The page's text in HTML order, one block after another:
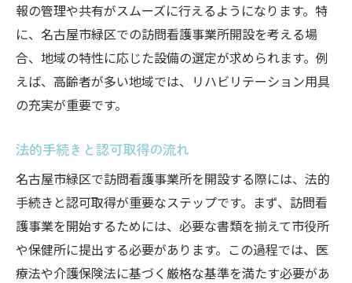
資金計画と運用のポイント
訪問看護事業所を名古屋市緑区で成功させるた
めのマーケティング戦略
地域の医療機関との連携強化
地域イベントへの参加とPR
SNSとウェブサイトの活用
患者さんからの口コミの活用
サービス内容の差別化とブランディング
報の管理や共有がスムーズに行えるようになります。特
に、名古屋市緑区での訪問看護事業所開設を考える場
合、地域の特性に応じた設備の選定が求められます。例
えば、高齢者が多い地域では、リハビリテーション用具
の充実が重要です。
法的手続きと認可取得の流れ
名古屋市緑区で訪問看護事業所を開設する際には、法的
手続きと認可取得が重要なステップです。まず、訪問看
護事業を開始するためには、必要な書類を揃えて市役所
や保健所に提出する必要があります。この過程では、医
療法や介護保険法に基づく厳格な基準を満たす必要があ